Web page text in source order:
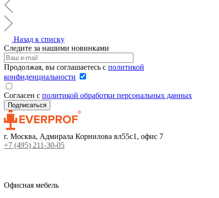
Назад к списку
Следите за нашими новинками
Продолжая, вы соглашаетесь с политикой
конфиденциальности
Согласен с политикой обработки персональных данных
г. Москва, Адмирала Корнилова вл55с1, офис 7
+7 (495) 211-30-05
Офисная мебель